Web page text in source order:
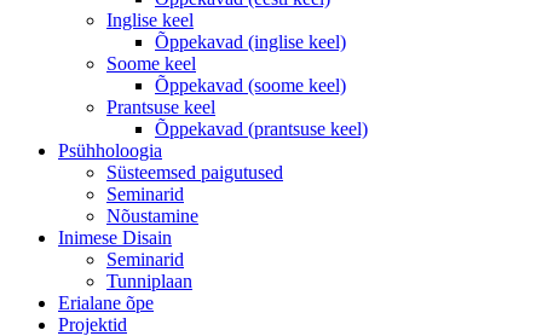
Inglise keel
Õppekavad (inglise keel)
Soome keel
Õppekavad (soome keel)
Prantsuse keel
Õppekavad (prantsuse keel)
Psühholoogia
Süsteemsed paigutused
Seminarid
Nõustamine
Inimese Disain
Seminarid
Tunniplaan
Erialane õpe
Projektid